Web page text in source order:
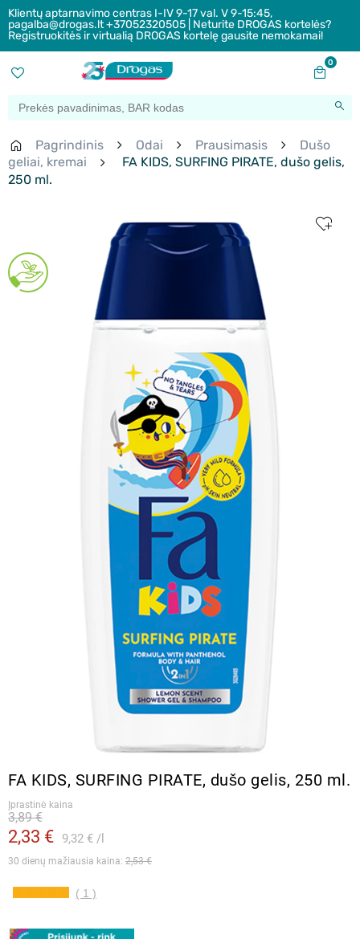
Klientų aptarnavimo centras I-IV 9-17 val. V 9-15:45,
pagalba@drogas.lt +37052320505 | Neturite DROGAS kortelės?
Registruokitės ir virtualią DROGAS kortelę gausite nemokamai!
0
Pagrindinis Odai Prausimasis
Dušo
geliai, kremai
FA KIDS, SURFING PIRATE, dušo gelis,
250 ml.
FA KIDS, SURFING PIRATE, dušo gelis, 250 ml.
Įprastinė kaina
2,33 € 9,32 €
3,89 €
30 dienų mažiausia kaina: 2,53 €
( 1 )